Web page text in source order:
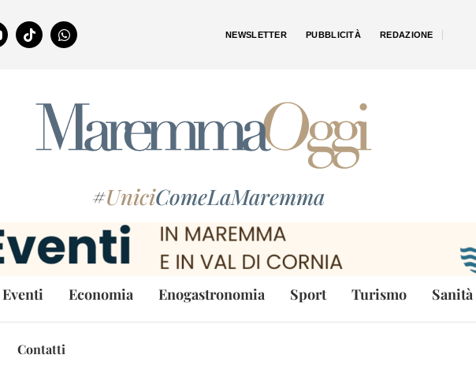
NEWSLETTER PUBBLICITÀ REDAZIONE
#UniciComeLaMaremma
Economia Enogastronomia Sport Turismo Sanità
Contatti